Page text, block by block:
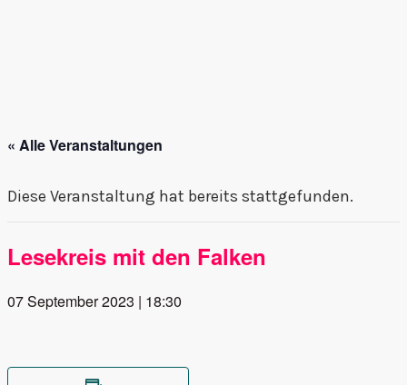
« Alle Veranstaltungen
Diese Veranstaltung hat bereits stattgefunden.
Lesekreis mit den Falken
07 September 2023 | 18:30